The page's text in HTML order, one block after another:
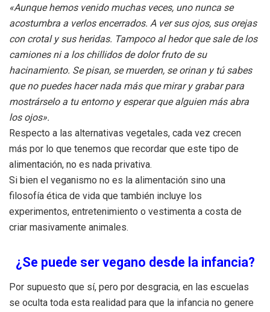
«Aunque hemos venido muchas veces, uno nunca se
acostumbra a verlos encerrados. A ver sus ojos, sus orejas
con crotal y sus heridas. Tampoco al hedor que sale de los
camiones ni a los chillidos de dolor fruto de su
hacinamiento. Se pisan, se muerden, se orinan y tú sabes
que no puedes hacer nada más que mirar y grabar para
mostrárselo a tu entorno y esperar que alguien más abra
los ojos».
Respecto a las alternativas vegetales, cada vez crecen
más por lo que tenemos que recordar que este tipo de
alimentación, no es nada privativa.
Si bien el veganismo no es la alimentación sino una
filosofía ética de vida que también incluye los
experimentos, entretenimiento o vestimenta a costa de
criar masivamente animales.
¿Se puede ser vegano desde la infancia?
Por supuesto que sí, pero por desgracia, en las escuelas
se oculta toda esta realidad para que la infancia no genere